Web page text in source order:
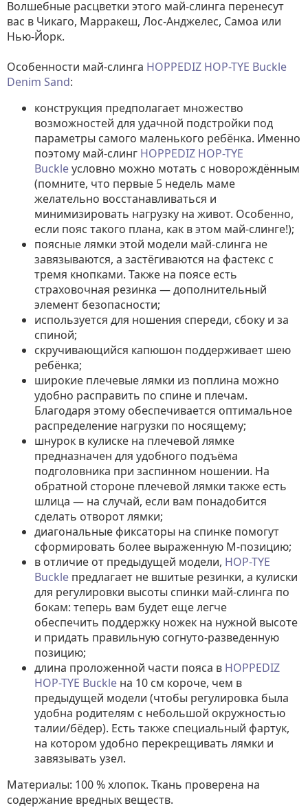
Волшебные расцветки этого май-слинга перенесут
вас в Чикаго, Марракеш, Лос-Анджелес, Самоа или
Нью-Йорк.
Особенности май-слинга HOPPEDIZ HOP-TYE Buckle
Denim Sand:
конструкция предполагает множество
возможностей для удачной подстройки под
параметры самого маленького ребёнка. Именно
поэтому май-слинг HOPPEDIZ HOP-TYE
Buckleусловно можно мотать с новорождённым
(помните, что первые 5 недель маме
желательно восстанавливаться и
минимизировать нагрузку на живот. Особенно,
если пояс такого плана, как в этом май-слинге!);
поясные лямки этой модели май-слинга не
завязываются, а застёгиваются на фастекс с
тремя кнопками. Также на поясе есть
страховочная резинка — дополнительный
элемент безопасности;
используется для ношения спереди, сбоку и за
спиной;
скручивающийся капюшон поддерживает шею
ребёнка;
широкие плечевые лямки из поплина можно
удобно расправить по спине и плечам.
Благодаря этому обеспечивается оптимальное
распределение нагрузки по носящему;
шнурок в кулиске на плечевой лямке
предназначен для удобного подъёма
подголовника при заспинном ношении. На
обратной стороне плечевой лямки также есть
шлица — на случай, если вам понадобится
сделать отворот лямки;
диагональные фиксаторы на спинке помогут
сформировать более выраженную М-позицию;
в отличие от предыдущей модели, HOP-TYE
Buckle предлагает не вшитые резинки, а кулиски
для регулировки высоты спинки май-слинга по
бокам: теперь вам будет еще легче
обеспечить поддержку ножек на нужной высоте
и придать правильную согнуто-разведенную
позицию;
длина проложенной части пояса в HOPPEDIZ
HOP-TYE Buckle на 10 см короче, чем в
предыдущей модели (чтобы регулировка была
удобна родителям с небольшой окружностью
талии/бёдер). Есть также специальный фартук,
на котором удобно перекрещивать лямки и
завязывать узел.
Материалы: 100 % хлопок. Ткань проверена на
содержание вредных веществ.